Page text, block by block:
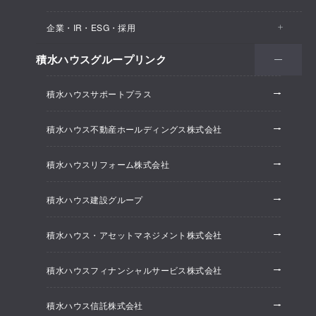
保育所・教育支援施設
オフィス・事務所
建築実例
オフィス系開発事業
ホテル系開発事業
大規模開発事業
賃貸マンション開発事業
企業・IR・ESG・採用
会社情報
株主・投資家情報
ESG経営
研究開発
採用情報
ニュースリリース
積水ハウスグループリンク
積水ハウスサポートプラス
積水ハウス不動産ホールディングス株式会社
積水ハウスリフォーム株式会社
積水ハウス建設グループ
積水ハウス・アセットマネジメント株式会社
積水ハウスフィナンシャルサービス株式会社
積水ハウス信託株式会社